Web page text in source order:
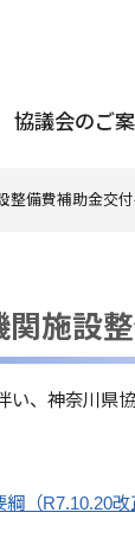
協議会のご
整備費補助金交
関施
、神奈川県
（R7.10.20改